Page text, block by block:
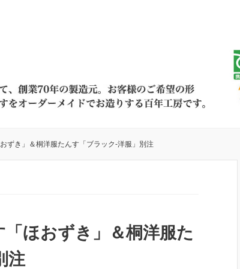
ずき」＆桐洋服たんす「ブラック-洋服」別注
ほおずき」＆桐洋服た
注